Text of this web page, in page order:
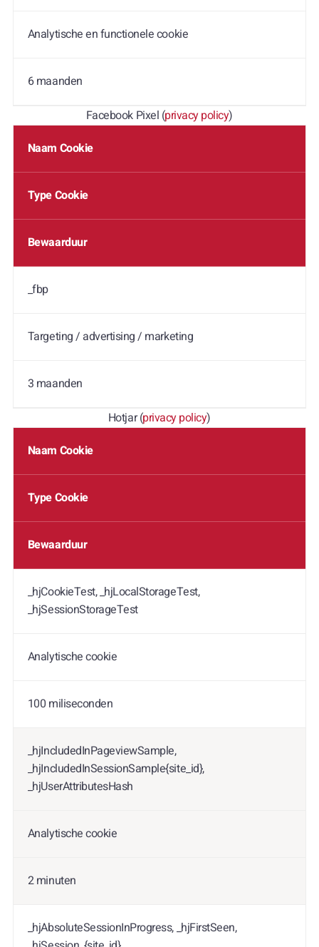
Analytische en functionele cookie
6 maanden
Facebook Pixel (privacy policy)
Naam Cookie
Type Cookie
Bewaarduur
_fbp
Targeting / advertising / marketing
3 maanden
Hotjar (privacy policy)
Naam Cookie
Type Cookie
Bewaarduur
_hjCookieTest, _hjLocalStorageTest,
_hjSessionStorageTest
Analytische cookie
100 miliseconden
_hjIncludedInPageviewSample,
_hjIncludedInSessionSample{site_id},
_hjUserAttributesHash
Analytische cookie
2 minuten
_hjAbsoluteSessionInProgress, _hjFirstSeen,